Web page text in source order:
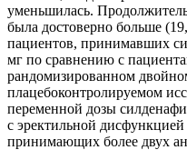
уменьшилась.
была достоверно больше
пациентов, принимавших
мг по сравнению с
рандомизированном
плацебоконтролируемом
переменной дозы
с эректильной
принимающих более двух